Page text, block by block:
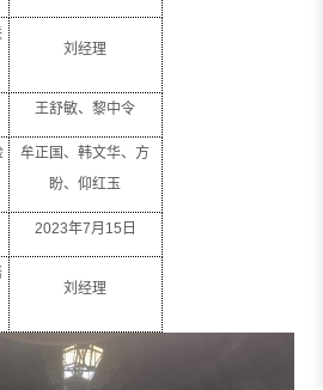
刘经理
王舒敏、黎中令
牟正国、韩文华、方
盼、仰红玉
2023年7月 15 日
刘经理